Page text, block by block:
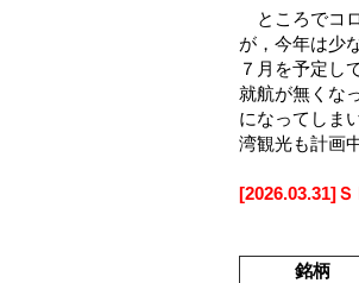
ところでコ
が，今年は少
７月を予定し
就航が無くな
になってしま
湾観光も計画
[2026.03.31]
銘柄